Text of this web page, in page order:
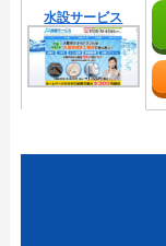
水設サービス